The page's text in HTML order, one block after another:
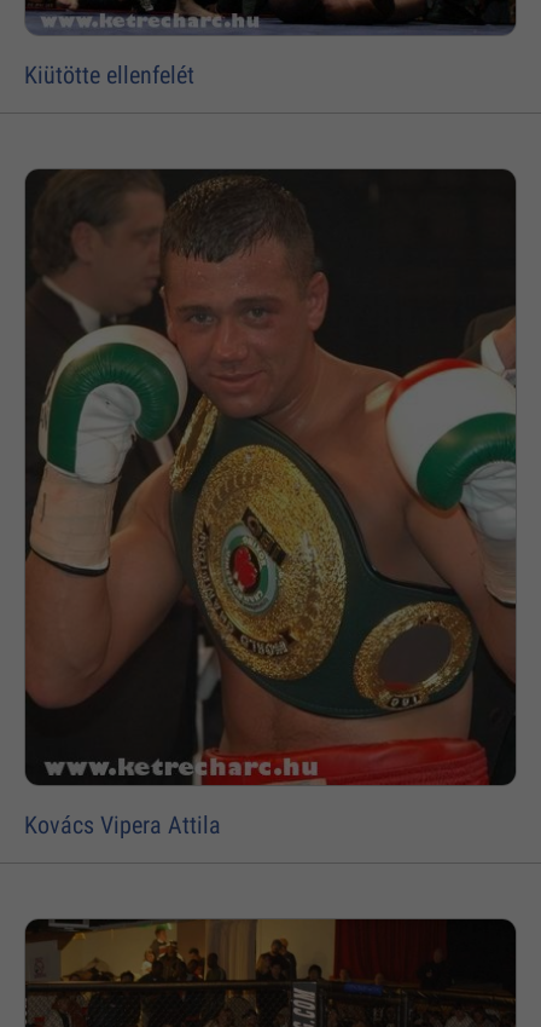
Kiütötte ellenfelét
Kovács Vipera Attila